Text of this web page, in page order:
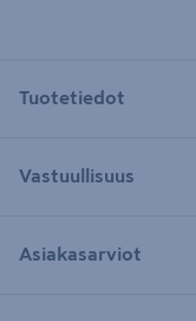
Tuotetiedot
Vastuullisuus
Asiakasarviot